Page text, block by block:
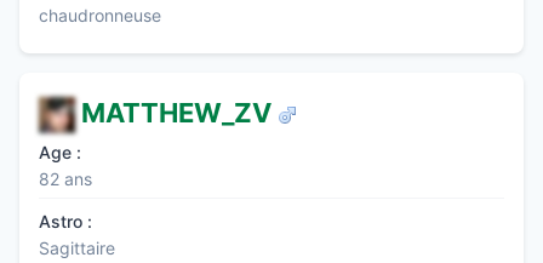
chaudronneuse
MATTHEW_ZV
Age :
82 ans
Astro :
Sagittaire